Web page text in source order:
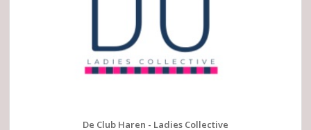
De Club Haren - Ladies Collective